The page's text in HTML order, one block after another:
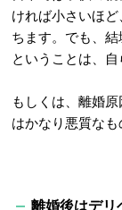
ければ小さいほ
ちます。でも、結
ということは、自
もしくは、離婚
はかなり悪質なも
離婚後はデ